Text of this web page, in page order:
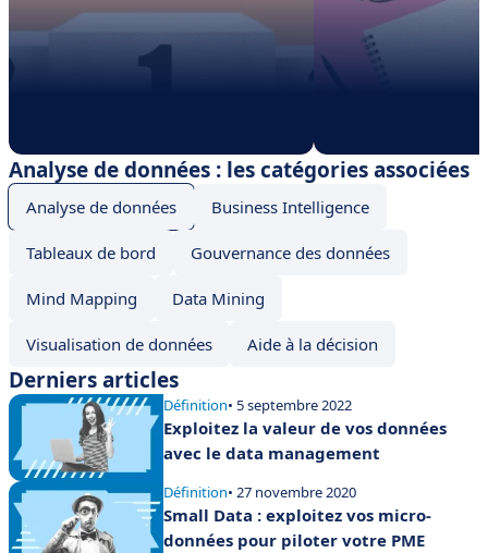
Analyse de données : les catégories associées
Analyse de données Business Intelligence
Tableaux de bord Gouvernance des données
Mind Mapping Data Mining
Visualisation de données Aide à la décision
Derniers articles
Définition• 5 septembre 2022
Exploitez la valeur de vos données
avec le data management
Définition• 27 novembre 2020
Small Data : exploitez vos micro-
données pour piloter votre PME